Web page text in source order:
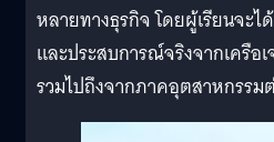
หลายทางธุรกิจ โดยผู้เรียนจะไ
และประสบการณ์จริงจากเครื
รวมไปถึงจากภาคอุตสาหกรรม